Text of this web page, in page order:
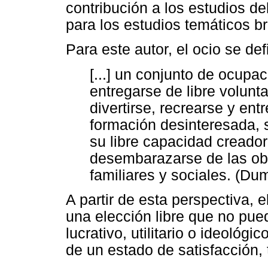
contribución a los estudios
para los estudios temáticos
Para este autor, el ocio se
[...] un conjunto de
entregarse de libre
divertirse, recrearse y
formación desinteresada,
su libre capacidad
desembarazarse de las
familiares y sociales.
A partir de esta perspectiva,
una elección libre que no
lucrativo, utilitario o
de un estado de